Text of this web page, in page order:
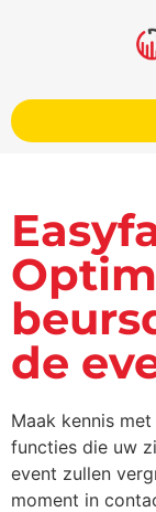
de
Maak kennis
functies die uw
event zullen
moment in